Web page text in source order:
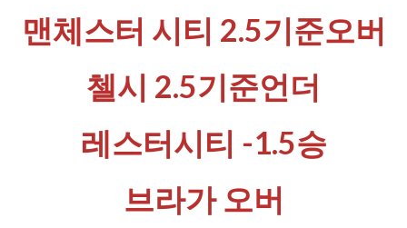
맨체스터 시티 2.5기준오버
첼시 2.5기준언더
레스터시티 -1.5승
브라가 오버